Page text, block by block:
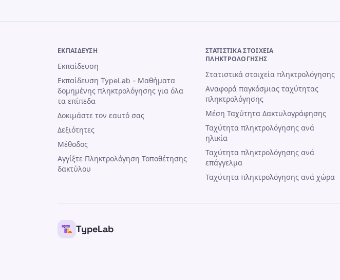
ΕΚΠΑΊΔΕΥΣΗ
Εκπαίδευση
Εκπαίδευση TypeLab - Μαθήματα
δομημένης πληκτρολόγησης για όλα
τα επίπεδα
Δοκιμάστε τον εαυτό σας
Δεξιότητες
Μέθοδος
Αγγίξτε Πληκτρολόγηση Τοποθέτησης
δακτύλου
ΣΤΑΤΙΣΤΙΚΆ ΣΤΟΙΧΕΊΑ
ΠΛΗΚΤΡΟΛΌΓΗΣΗΣ
Στατιστικά στοιχεία πληκτρολόγησης
Αναφορά παγκόσμιας ταχύτητας
πληκτρολόγησης
Μέση Ταχύτητα Δακτυλογράφησης
Ταχύτητα πληκτρολόγησης ανά
ηλικία
Ταχύτητα πληκτρολόγησης ανά
επάγγελμα
Ταχύτητα πληκτρολόγησης ανά χώρα
TypeLab